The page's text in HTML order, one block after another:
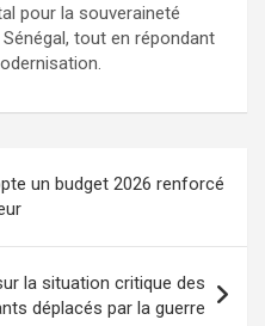
pour la souveraineté
tout en répondant
un budget 2026 renforcé
la situation critique des
déplacés par la guerre